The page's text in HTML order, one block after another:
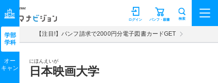
マナビジョン パンフ・願書
ログイン 検索
【注目!】パンフ請求で2000円分電子図書カードGET
にほんえいが
日本映画大学
学部
学科
オー
キャン